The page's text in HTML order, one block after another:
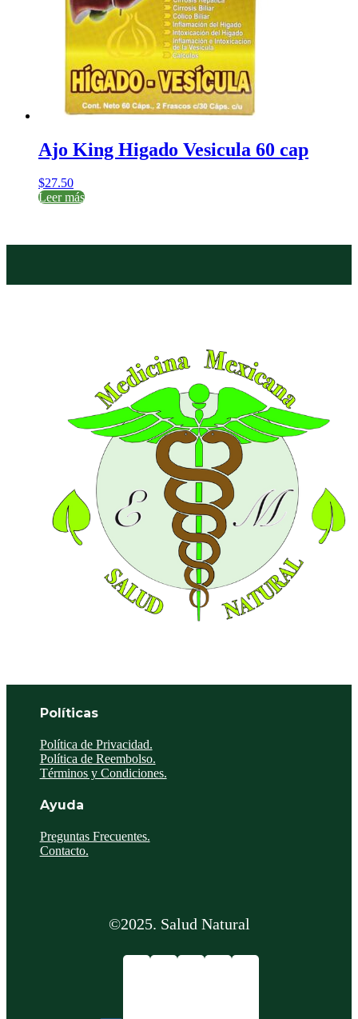
Ajo King Higado Vesicula 60 cap
$27.50
Leer más
Políticas
Política de Privacidad.
Política de Reembolso.
Términos y Condiciones.
Ayuda
Preguntas Frecuentes.
Contacto.
©2025. Salud Natural